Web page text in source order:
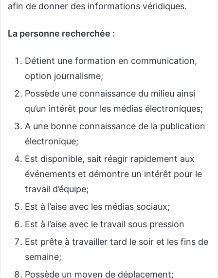
afin de donner des informations véridiques.
La personne recherchée :
Détient une formation en communication,
option journalisme;
Possède une connaissance du milieu ainsi
qu’un intérêt pour les médias électroniques;
A une bonne connaissance de la publication
électronique;
Est disponible, sait réagir rapidement aux
événements et démontre un intérêt pour le
travail d’équipe;
Est à l’aise avec les médias sociaux;
Est à l’aise avec le travail sous pression
Est prête à travailler tard le soir et les fins de
semaine;
Possède un moyen de déplacement;